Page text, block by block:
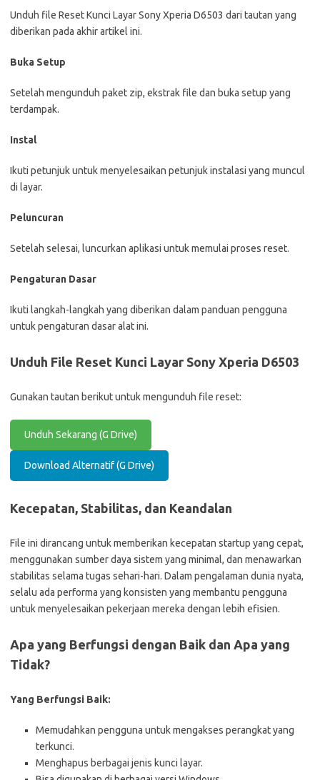
Unduh file Reset Kunci Layar Sony Xperia D6503 dari tautan yang
diberikan pada akhir artikel ini.
Buka Setup
Setelah mengunduh paket zip, ekstrak file dan buka setup yang
terdampak.
Instal
Ikuti petunjuk untuk menyelesaikan petunjuk instalasi yang muncul
di layar.
Peluncuran
Setelah selesai, luncurkan aplikasi untuk memulai proses reset.
Pengaturan Dasar
Ikuti langkah-langkah yang diberikan dalam panduan pengguna
untuk pengaturan dasar alat ini.
Unduh File Reset Kunci Layar Sony Xperia D6503
Gunakan tautan berikut untuk mengunduh file reset:
Unduh Sekarang (G Drive)
Download Alternatif (G Drive)
Kecepatan, Stabilitas, dan Keandalan
File ini dirancang untuk memberikan kecepatan startup yang cepat,
menggunakan sumber daya sistem yang minimal, dan menawarkan
stabilitas selama tugas sehari-hari. Dalam pengalaman dunia nyata,
selalu ada performa yang konsisten yang membantu pengguna
untuk menyelesaikan pekerjaan mereka dengan lebih efisien.
Apa yang Berfungsi dengan Baik dan Apa yang
Tidak?
Yang Berfungsi Baik:
Memudahkan pengguna untuk mengakses perangkat yang
terkunci.
Menghapus berbagai jenis kunci layar.